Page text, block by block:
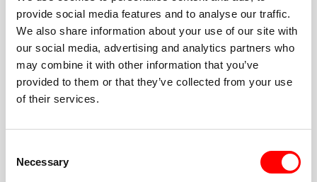
provide social media features and to analyse our traffic.
We also share information about your use of our site with
our social media, advertising and analytics partners who
may combine it with other information that you’ve
provided to them or that they’ve collected from your use
of their services.
Selection
Necessary
Vous alternerez entre le tapis roulant et le sol (ou
choisirez Double Floor). Le coach guide chaque
intervalle.
Allez-y à votre rythme
Marchez, faites du jogging ou courez. Soulevez des
objets plus légers ou plus lourds. Les options et les
Une fois dans la salle rouge, vous pouvez compter
sur le soutien de toute une communauté pour rester